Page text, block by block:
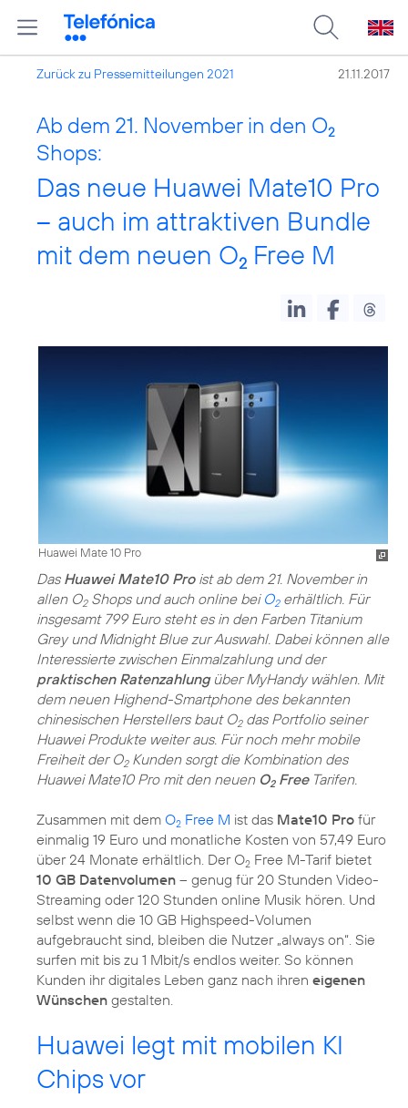
Zurück zu Pressemitteilungen 2021 21.11.2017
Ab dem 21. November in den O2
Shops:
Das neue Huawei Mate10 Pro
– auch im attraktiven Bundle
mit dem neuen O2 Free M
Huawei Mate 10 Pro
Das Huawei Mate10 Proist ab dem 21. November in
allen O2Shops und auch online bei O2erhältlich. Für
insgesamt 799 Euro steht es in den Farben Titanium
Grey und Midnight Blue zur Auswahl. Dabei können alle
Interessierte zwischen Einmalzahlung und der
praktischen Ratenzahlungüber MyHandy wählen. Mit
dem neuen Highend-Smartphone des bekannten
chinesischen Herstellers baut O2das Portfolio seiner
Huawei Produkte weiter aus. Für noch mehr mobile
Freiheit der O2Kunden sorgt die Kombination des
Huawei Mate10 Pro mit den neuen O2FreeTarifen.
Zusammen mit dem O2 Free M ist das Mate10 Pro für
einmalig 19 Euro und monatliche Kosten von 57,49 Euro
über 24 Monate erhältlich. Der O2 Free M-Tarif bietet
10 GB Datenvolumen – genug für 20 Stunden Video-
Streaming oder 120 Stunden online Musik hören. Und
selbst wenn die 10 GB Highspeed-Volumen
aufgebraucht sind, bleiben die Nutzer „always on“. Sie
surfen mit bis zu 1 Mbit/s endlos weiter. So können
Kunden ihr digitales Leben ganz nach ihren eigenen
Wünschen gestalten.
Huawei legt mit mobilen KI
Chips vor